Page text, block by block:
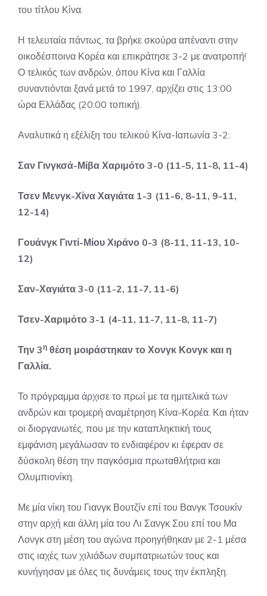
του τίτλου Κίνα.
Η τελευταία πάντως, τα βρήκε σκούρα απέναντι στην
οικοδέσποινα Κορέα και επικράτησε 3-2 με ανατροπή!
Ο τελικός των ανδρών, όπου Κίνα και Γαλλία
συναντιόνται ξανά μετά το 1997, αρχίζει στις 13:00
ώρα Ελλάδας (20:00 τοπική).
Αναλυτικά η εξέλιξη του τελικού Κίνα-Ιαπωνία 3-2:
Σαν Γινγκσά-Μίβα Χαριμότο 3-0 (11-5, 11-8, 11-4)
Τσεν Μενγκ-Χίνα Χαγιάτα 1-3 (11-6, 8-11, 9-11,
12-14)
Γουάνγκ Γιντί-Μίου Χιράνο 0-3 (8-11, 11-13, 10-
12)
Σαν-Χαγιάτα 3-0 (11-2, 11-7, 11-6)
Τσεν-Χαριμότο 3-1 (4-11, 11-7, 11-8, 11-7)
Την 3η θέση μοιράστηκαν το Χονγκ Κονγκ και η
Γαλλία.
Το πρόγραμμα άρχισε το πρωί με τα ημιτελικά των
ανδρών και τρομερή αναμέτρηση Κίνα-Κορέα. Και ήταν
οι διοργανωτές, που με την καταπληκτική τους
εμφάνιση μεγάλωσαν το ενδιαφέρον κι έφεραν σε
δύσκολη θέση την παγκόσμια πρωταθλήτρια και
Ολυμπιονίκη.
Με μία νίκη του Γιανγκ Βουτζίν επί του Βανγκ Τσουκίν
στην αρχή και άλλη μία του Λι Σανγκ Σου επί του Μα
Λονγκ στη μέση του αγώνα προηγήθηκαν με 2-1 μέσα
στις ιαχές των χιλιάδων συμπατριωτών τους και
κυνήγησαν με όλες τις δυνάμεις τους την έκπληξη.